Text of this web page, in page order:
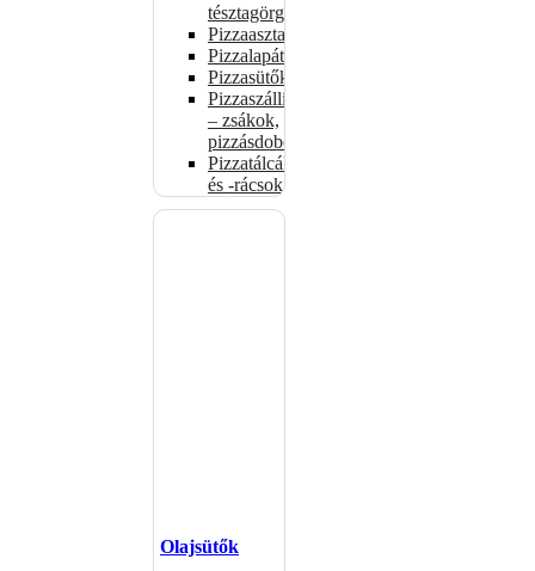
tésztagörgők
Pizzaasztalok
Pizzalapátok
Pizzasütők
Pizzaszállítás
– zsákok,
pizzásdobozok
Pizzatálcák
és -rácsok
Olajsütők